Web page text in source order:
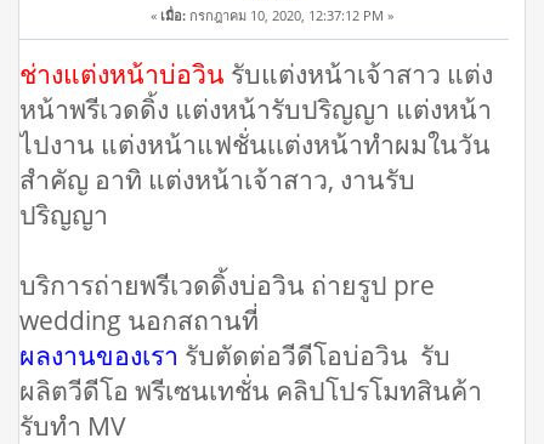
« เมื่อ: กรกฎาคม 10, 2020, 12:37:12 PM »
ช่างแต่งหน้าบ่อวิน รับแต่งหน้าเจ้าสาว แต่ง
หน้าพรีเวดดิ้ง แต่งหน้ารับปริญญา แต่งหน้า
ไปงาน แต่งหน้าแฟชั่นเเต่งหน้าทำผมในวัน
สำคัญ อาทิ แต่งหน้าเจ้าสาว, งานรับ
ปริญญา
บริการถ่ายพรีเวดดิ้งบ่อวิน ถ่ายรูป pre
wedding นอกสถานที่
ผลงานของเรา รับตัดต่อวีดีโอบ่อวิน รับ
ผลิตวีดีโอ พรีเซนเทชั่น คลิปโปรโมทสินค้า
รับทำ MV